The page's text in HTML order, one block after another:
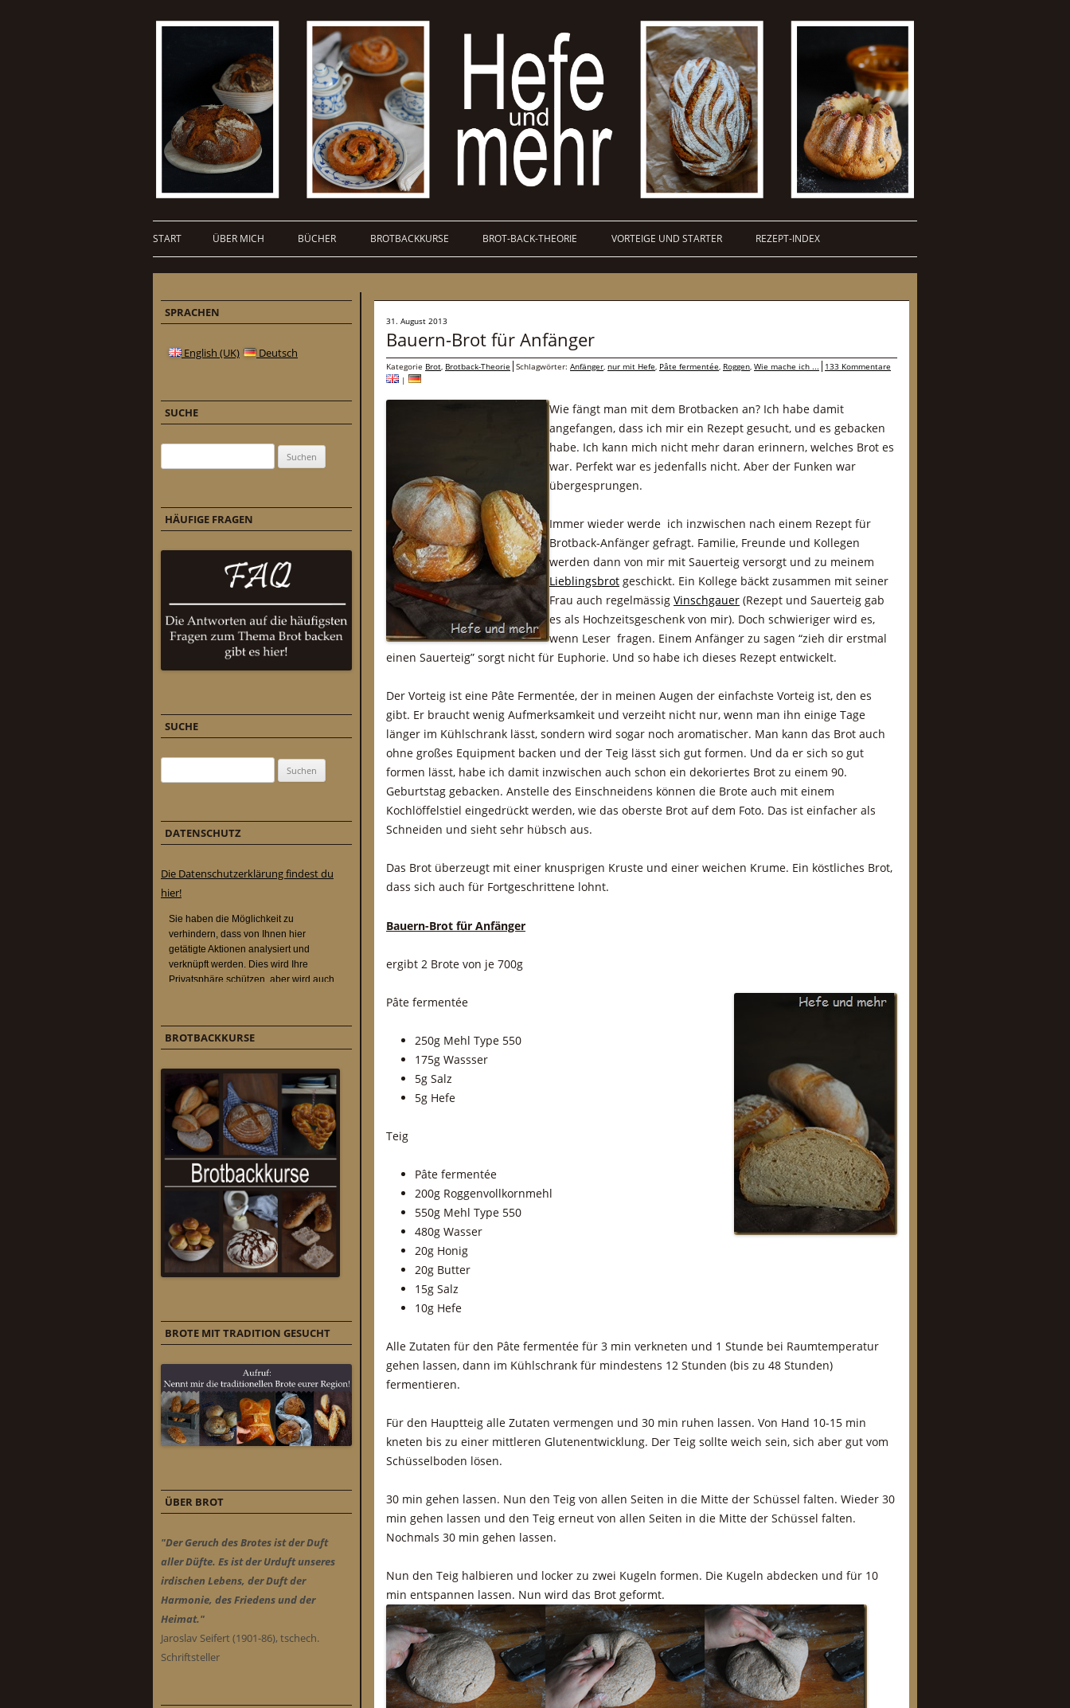
START ÜBER MICH BÜCHER BROTBACKKURSE BROT-BACK-THEORIE VORTEIGE UND STARTER REZEPT-INDEX
31. August 2013
Bauern-Brot für Anfänger
Kategorie Brot, Brotback-Theorie Schlagwörter: Anfänger, nur mit Hefe, Pâte fermentée, Roggen, Wie mache ich ...
133 Kommentare
|
Wie fängt man mit dem Brotbacken an? Ich habe damit
angefangen, dass ich mir ein Rezept gesucht, und es gebacken
habe. Ich kann mich nicht mehr daran erinnern, welches Brot es
war. Perfekt war es jedenfalls nicht. Aber der Funken war
übergesprungen.
Immer wieder werde ich inzwischen nach einem Rezept für
Brotback-Anfänger gefragt. Familie, Freunde und Kollegen
werden dann von mir mit Sauerteig versorgt und zu meinem
Lieblingsbrot geschickt. Ein Kollege bäckt zusammen mit seiner
Frau auch regelmässig Vinschgauer (Rezept und Sauerteig gab
es als Hochzeitsgeschenk von mir). Doch schwieriger wird es,
wenn Leser fragen. Einem Anfänger zu sagen “zieh dir erstmal
einen Sauerteig” sorgt nicht für Euphorie. Und so habe ich dieses Rezept entwickelt.
Der Vorteig ist eine Pâte Fermentée, der in meinen Augen der einfachste Vorteig ist, den es
gibt. Er braucht wenig Aufmerksamkeit und verzeiht nicht nur, wenn man ihn einige Tage
länger im Kühlschrank lässt, sondern wird sogar noch aromatischer. Man kann das Brot auch
ohne großes Equipment backen und der Teig lässt sich gut formen. Und da er sich so gut
formen lässt, habe ich damit inzwischen auch schon ein dekoriertes Brot zu einem 90.
Geburtstag gebacken. Anstelle des Einschneidens können die Brote auch mit einem
Kochlöffelstiel eingedrückt werden, wie das oberste Brot auf dem Foto. Das ist einfacher als
Schneiden und sieht sehr hübsch aus.
Das Brot überzeugt mit einer knusprigen Kruste und einer weichen Krume. Ein köstliches Brot,
dass sich auch für Fortgeschrittene lohnt.
Bauern-Brot für Anfänger
ergibt 2 Brote von je 700g
Pâte fermentée
250g Mehl Type 550
175g Wassser
5g Salz
5g Hefe
Teig
Pâte fermentée
200g Roggenvollkornmehl
550g Mehl Type 550
480g Wasser
20g Honig
20g Butter
15g Salz
10g Hefe
Alle Zutaten für den Pâte fermentée für 3 min verkneten und 1 Stunde bei Raumtemperatur
gehen lassen, dann im Kühlschrank für mindestens 12 Stunden (bis zu 48 Stunden)
fermentieren.
Für den Hauptteig alle Zutaten vermengen und 30 min ruhen lassen. Von Hand 10-15 min
kneten bis zu einer mittleren Glutenentwicklung. Der Teig sollte weich sein, sich aber gut vom
Schüsselboden lösen.
30 min gehen lassen. Nun den Teig von allen Seiten in die Mitte der Schüssel falten. Wieder 30
min gehen lassen und den Teig erneut von allen Seiten in die Mitte der Schüssel falten.
Nochmals 30 min gehen lassen.
Nun den Teig halbieren und locker zu zwei Kugeln formen. Die Kugeln abdecken und für 10
min entspannen lassen. Nun wird das Brot geformt.
SPRACHEN
English (UK) Deutsch
SUCHE
HÄUFIGE FRAGEN
SUCHE
DATENSCHUTZ
Die Datenschutzerklärung findest du
hier!
BROTBACKKURSE
BROTE MIT TRADITION GESUCHT
ÜBER BROT
"Der Geruch des Brotes ist der Duft
aller Düfte. Es ist der Urduft unseres
irdischen Lebens, der Duft der
Harmonie, des Friedens und der
Heimat."
Jaroslav Seifert (1901-86), tschech.
Schriftsteller